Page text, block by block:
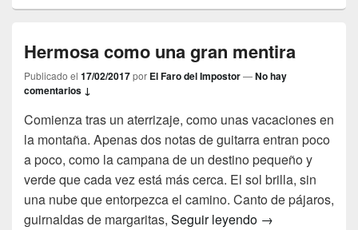
Hermosa como una gran mentira
Publicado el 17/02/2017por El Faro del Impostor—No hay
comentarios ↓
Comienza tras un aterrizaje, como unas vacaciones en
la montaña. Apenas dos notas de guitarra entran poco
a poco, como la campana de un destino pequeño y
verde que cada vez está más cerca. El sol brilla, sin
una nube que entorpezca el camino. Canto de pájaros,
guirnaldas de margaritas, Seguir leyendo Hermosa como
→